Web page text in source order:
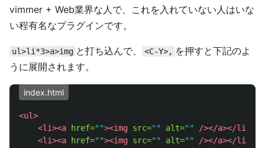
vimmer + Web業界な人で、これを入れていない人はいな
い程有名なプラグインです。
ul>li*3>a>img と打ち込んで、 <C-Y>, を押すと下記のよ
うに展開されます。
index.html
<ul>
<li><a
href=""><img src="" alt=""
/></a></li>
<li><a
href=""><img src="" alt=""
/></a></li>